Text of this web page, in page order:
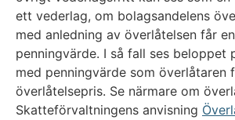
ett vederlag, om bolagsandelens
med anledning av överlåtelsen får
penningvärde. I så fall ses beloppet
med penningvärde som överlåtaren
överlåtelsepris. Se närmare om
Skatteförvaltningens anvisning